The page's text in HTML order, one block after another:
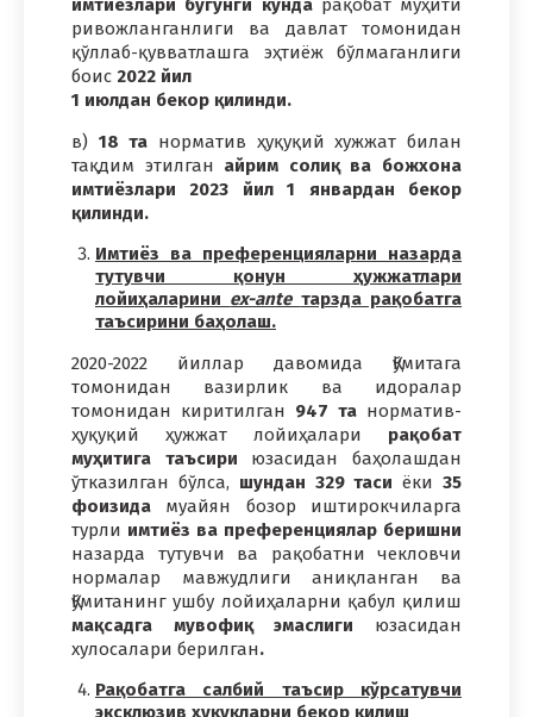
имтиёзлари бугунги кунда рақобат муҳити
ривожланганлиги ва давлат томонидан
қўллаб-қувватлашга эҳтиёж бўлмаганлиги
боис 2022 йил
1 июлдан бекор қилинди.
в) 18 та норматив ҳуқуқий хужжат билан
тақдим этилган айрим солиқ ва божхона
имтиёзлари 2023 йил 1 январдан бекор
қилинди.
Имтиёз ва преференцияларни назарда
тутувчи қонун ҳужжатлари
лойиҳаларини ex-ante тарзда рақобатга
таъсирини баҳолаш.
2020-2022 йиллар давомида Қўмитага
томонидан вазирлик ва идоралар
томонидан киритилган 947 та норматив-
ҳуқуқий ҳужжат лойиҳалари рақобат
муҳитига таъсири юзасидан баҳолашдан
ўтказилган бўлса, шундан 329 тасиёки 35
фоизида муайян бозор иштирокчиларга
турли имтиёз ва преференциялар беришни
назарда тутувчи ва рақобатни чекловчи
нормалар мавжудлиги аниқланган ва
Қўмитанинг ушбу лойиҳаларни қабул қилиш
мақсадга мувофиқ эмаслиги юзасидан
хулосалари берилган.
Рақобатга салбий таъсир кўрсатувчи
эксклюзив ҳуқуқларни бекор қилиш